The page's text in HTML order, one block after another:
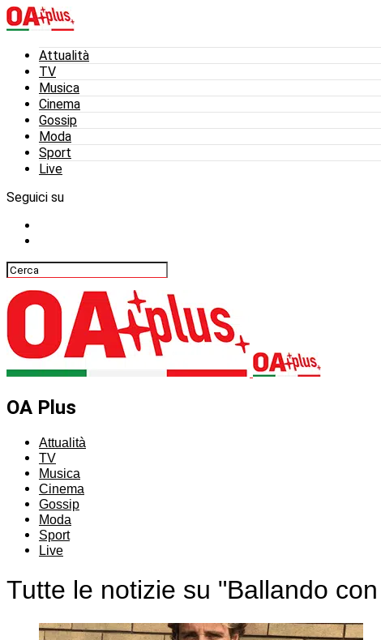
Attualità
TV
Musica
Cinema
Gossip
Moda
Sport
Live
Seguici su
OA Plus
Attualità
TV
Musica
Cinema
Gossip
Moda
Sport
Live
Tutte le notizie su "Ballando